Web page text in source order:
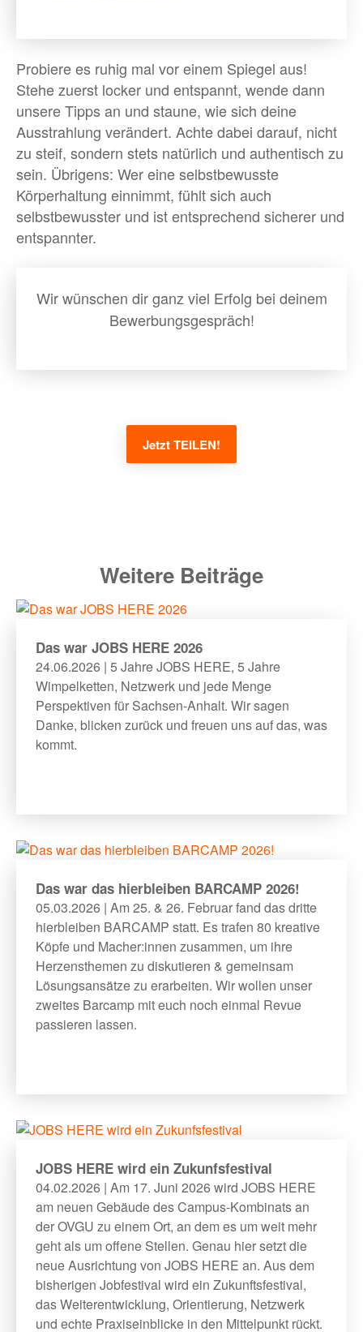
Probiere es ruhig mal vor einem Spiegel aus!
Stehe zuerst locker und entspannt, wende dann
unsere Tipps an und staune, wie sich deine
Ausstrahlung verändert. Achte dabei darauf, nicht
zu steif, sondern stets natürlich und authentisch zu
sein. Übrigens: Wer eine selbstbewusste
Körperhaltung einnimmt, fühlt sich auch
selbstbewusster und ist entsprechend sicherer und
entspannter.
Wir wünschen dir ganz viel Erfolg bei deinem
Bewerbungsgespräch!
Jetzt TEILEN!
Weitere Beiträge
Das war JOBS HERE 2026
24.06.2026 | 5 Jahre JOBS HERE, 5 Jahre
Wimpelketten, Netzwerk und jede Menge
Perspektiven für Sachsen-Anhalt. Wir sagen
Danke, blicken zurück und freuen uns auf das, was
kommt.
Das war das hierbleiben BARCAMP 2026!
05.03.2026 | Am 25. & 26. Februar fand das dritte
hierbleiben BARCAMP statt. Es trafen 80 kreative
Köpfe und Macher:innen zusammen, um ihre
Herzensthemen zu diskutieren & gemeinsam
Lösungsansätze zu erarbeiten. Wir wollen unser
zweites Barcamp mit euch noch einmal Revue
passieren lassen.
JOBS HERE wird ein Zukunfsfestival
04.02.2026 | Am 17. Juni 2026 wird JOBS HERE
am neuen Gebäude des Campus-Kombinats an
der OVGU zu einem Ort, an dem es um weit mehr
geht als um offene Stellen. Genau hier setzt die
neue Ausrichtung von JOBS HERE an. Aus dem
bisherigen Jobfestival wird ein Zukunftsfestival,
das Weiterentwicklung, Orientierung, Netzwerk
und echte Praxiseinblicke in den Mittelpunkt rückt.